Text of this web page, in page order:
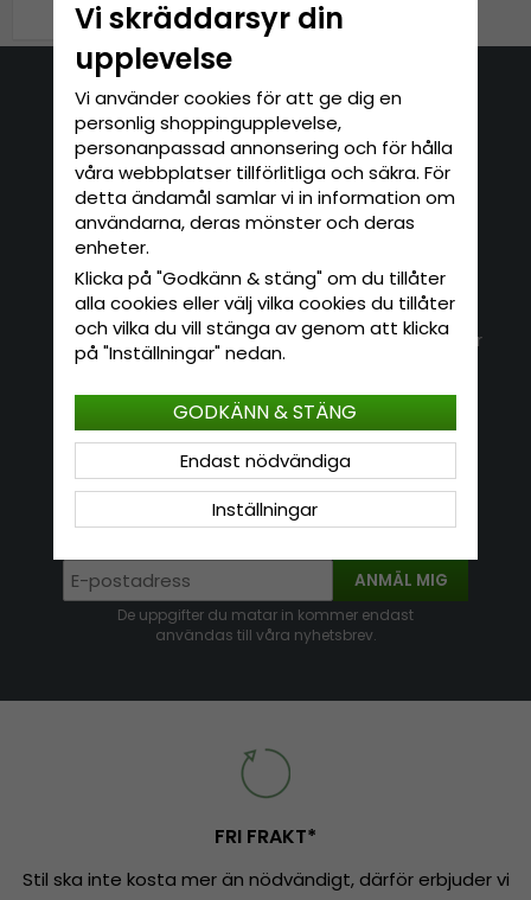
Kontakta oss
E-mail: info@hatshop.se
Tel: 031-320 22 00
Kundservice
Kontakt
Jag vill göra en retur
Köpvillkor
Logga in
Om Hatshop.se
Populära sökningar
Om cookies
Nyhetsbrev
Skriv in din e-postadress här för att
ANMÄL MIG
De uppgifter du matar in kommer endast
användas till våra nyhetsbrev.
FRI FRAKT*
Stil ska inte kosta mer än nödvändigt, därför erbjuder vi
Vi skräddarsyr din
upplevelse
Vi använder cookies för att ge dig en
personlig shoppingupplevelse,
personanpassad annonsering och för hålla
våra webbplatser tillförlitliga och säkra. För
detta ändamål samlar vi in information om
användarna, deras mönster och deras
enheter.
Klicka på "Godkänn & stäng" om du tillåter
alla cookies eller välj vilka cookies du tillåter
och vilka du vill stänga av genom att klicka
på "Inställningar" nedan.
Inställningar
Endast nödvändiga
GODKÄNN & STÄNG